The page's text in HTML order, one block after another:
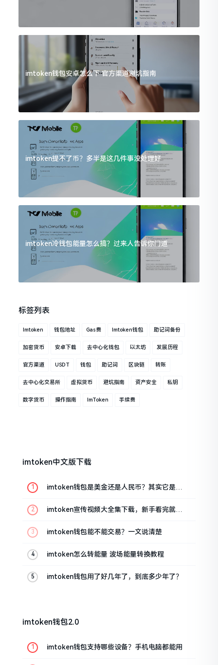
imtoken钱包安卓怎么下 官方渠道避坑指南
imtoken提不了币？多半是这几件事没处理好
imtoken冷钱包能量怎么搞？过来人告诉你门道
标签列表
Imtoken 钱包地址 Gas费 Imtoken钱包 助记词备份
加密货币 安卓下载 去中心化钱包 以太坊 发展历程
官方渠道 USDT 钱包 助记词 区块链 转账
去中心化交易所 虚拟货币 避坑指南 资产安全 私钥
数字货币 操作指南 ImToken 手续费
imtoken中文版下载
imtoken钱包是美金还是人民币？其实它是个
imtoken宣传视频大全集下载，新手看完就懂
imtoken钱包能不能交易？一文说清楚
imtoken怎么转能量 波场能量转换教程
imtoken钱包用了好几年了，到底多少年了？
imtoken钱包2.0
imtoken钱包支持哪些设备？手机电脑都能用